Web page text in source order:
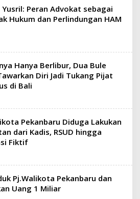
Yusril: Peran Advokat sebagai
Hukum dan Perlindungan HAM
Hanya Berlibur, Dua Bule
Diri Jadi Tukang Pijat
di Bali
Pekanbaru Diduga Lakukan
dari Kadis, RSUD hingga
Fiktif
Pj.Walikota Pekanbaru dan
Uang 1 Miliar